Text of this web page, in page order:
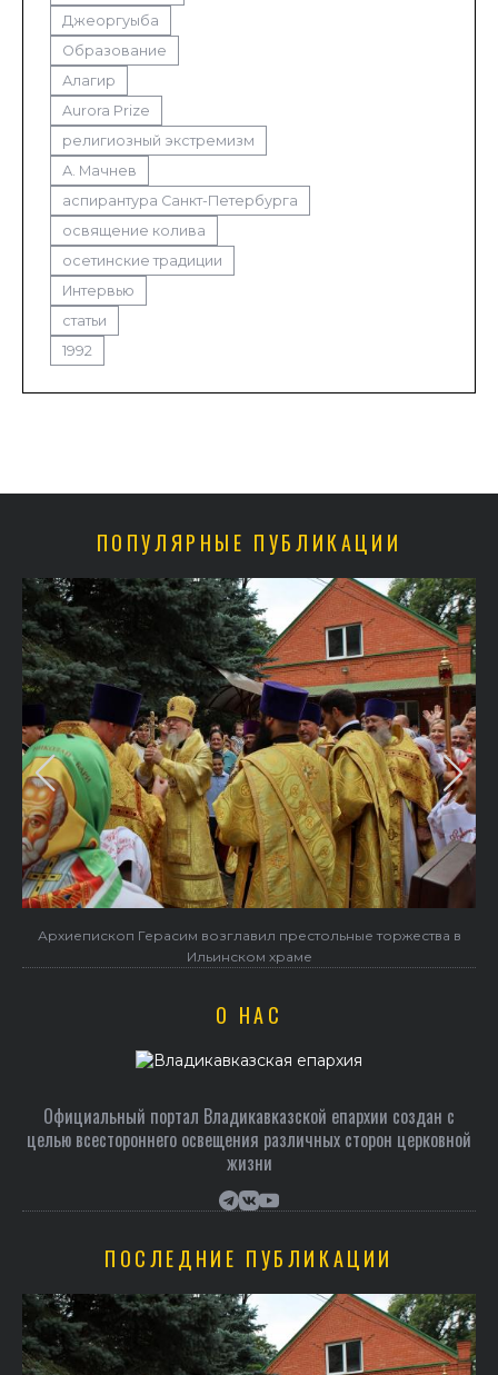
Джеоргуыба
Образование
Алагир
Aurora Prize
религиозный экстремизм
А. Мачнев
аспирантура Санкт-Петербурга
освящение колива
осетинские традиции
Интервью
статьи
1992
ПОПУЛЯРНЫЕ ПУБЛИКАЦИИ
Архиепископ Герасим возглавил престольные торжества в
Ильинском храме
О НАС
Официальный портал Владикавказской епархии создан c
целью всестороннего освещения различных сторон церковной
жизни
ПОСЛЕДНИЕ ПУБЛИКАЦИИ